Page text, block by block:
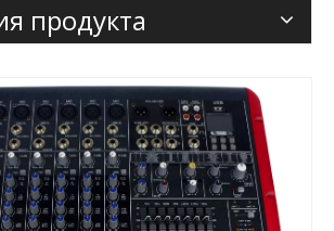
продукта